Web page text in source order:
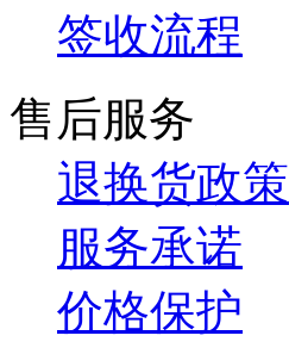
签收流程
售后服务
退换货政策
服务承诺
价格保护